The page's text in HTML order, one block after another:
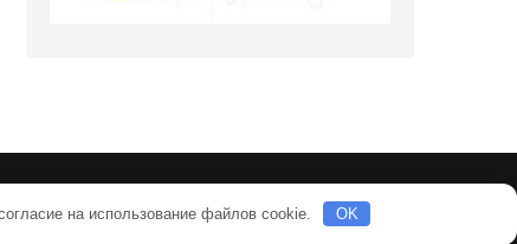
на использование файлов cookie. OK